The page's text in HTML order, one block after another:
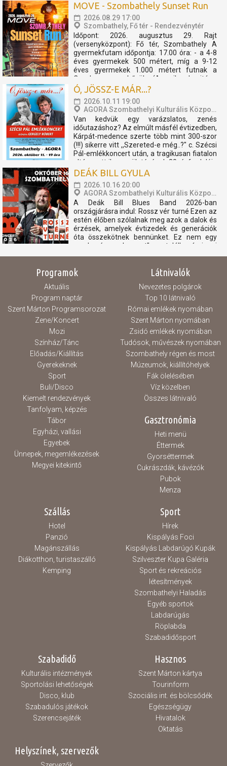
koncertshow született. Zenekar és TBG a
megtapasztalt sikerek mentén úgy
döntöttek, hogy az előadást folytatólagosan
2026-ban is bemutatóra tűzik. A...
MOVE - Szombathely Sunset Run
2026.08.29 17:00
Szombathely, Fő tér - Rendezvénytér
Időpont: 2026. augusztus 29. Rajt
(versenyközpont): Fő tér, Szombathely A
gyermekfutam időpontja: 17.00 óra: - a 4-8
éves gyermekek 500 métert, míg a 9-12
éves gyermekek 1.000 métert futnak a
Cosplay szuperhősök (Amerika kapitány,
Thor, Pókember, Venom) műsorát, és a velük
való közös bemelegítést követően....
Ó, JÖSSZ-E MÁR...?
2026.10.11 19:00
AGORA Szombathelyi Kulturális Központ
Van kedvük egy varázslatos, zenés
időutazáshoz? Az elmúlt másfél évtizedben,
Kárpát-medence szerte több mint 300-szor
(!!!) sikerre vitt ,,Szereted-e még..?" c. Szécsi
Pál-emlékkoncert után, a tragikusan fiatalon
eltávozott ikon születésének 80. évfordulója
előtt Gergely Róbert és alkotótársai új
produkcióval...
DEÁK BILL GYULA
2026.10.16 20:00
AGORA Szombathelyi Kulturális Központ
A Deák Bill Blues Band 2026-ban
országjárásra indul: Rossz vér turné Ezen az
estén élőben szólalnak meg azok a dalok és
érzések, amelyek évtizedek és generációk
óta összekötnek bennünket. Ez nem egy
,,csak még egy koncert" - ez találkozás, igazi
Programok
Aktuális
Program naptár
Szent Márton Programsorozat
Zene/Koncert
Mozi
Színház/Tánc
Előadás/Kiállítás
Gyerekeknek
Sport
Buli/Disco
Kiemelt rendezvények
Tanfolyam, képzés
Tábor
Egyházi, vallási
Egyebek
Ünnepek, megemlékezések
Megyei kitekintő
Látnivalók
Nevezetes polgárok
Top 10 látnivaló
Római emlékek nyomában
Szent Márton nyomában
Zsidó emlékek nyomában
Tudósok, művészek nyomában
Szombathely régen és most
Múzeumok, kiállítóhelyek
Fák ölelésében
Víz közelben
Összes látnivaló
Gasztronómia
Heti menü
Éttermek
Gyorséttermek
Cukrászdák, kávézók
Pubok
Menza
Szállás
Hotel
Panzió
Magánszállás
Diákotthon, turistaszálló
Kemping
Sport
Hírek
Kispályás Foci
Kispályás Labdarúgó Kupák
Szilveszter Kupa Galéria
Sport és rekreációs
létesítmények
Szombathelyi Haladás
Egyéb sportok
Labdarúgás
Röplabda
Szabadidősport
Szabadidő
Kulturális intézmények
Sportolási lehetőségek
Disco, klub
Szabadulós játékok
Szerencsejáték
Hasznos
Szent Márton kártya
Tourinform
Szociális int. és bölcsődék
Egészségügy
Hivatalok
Oktatás
Helyszínek, szervezők